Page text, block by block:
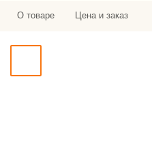
О товаре Цена и заказ